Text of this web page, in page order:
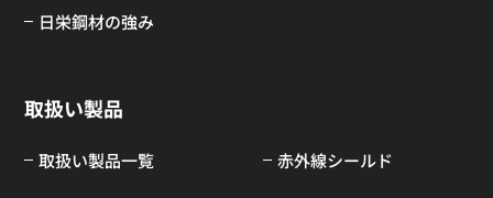
日栄鋼材の強み
取扱い製品
取扱い製品一覧 赤外線シールド